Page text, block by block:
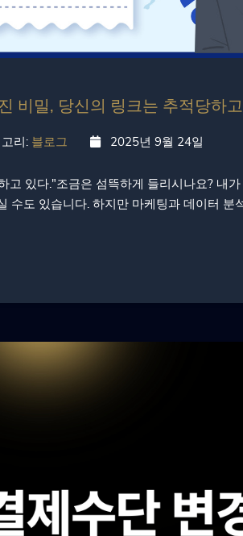
비밀, 당신의 링크는 추적당하
리: 블로그 2025년 9월 24일
고 있다."조금은 섬뜩하게 들리시나요? 내
수도 있습니다. 하지만 마케팅과 데이터 분